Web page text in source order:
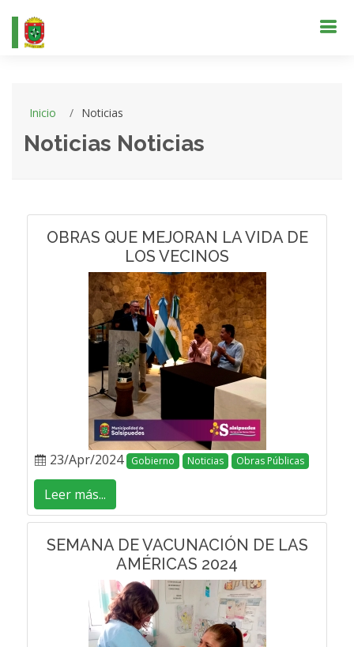
Inicio Noticias
Noticias Noticias
OBRAS QUE MEJORAN LA VIDA DE
LOS VECINOS
23/Apr/2024 Gobierno Noticias Obras Públicas
Leer más...
SEMANA DE VACUNACIÓN DE LAS
AMÉRICAS 2024